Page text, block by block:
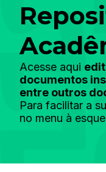
Acesse aqui
documentos
entre outros
Para facilitar a
no menu à